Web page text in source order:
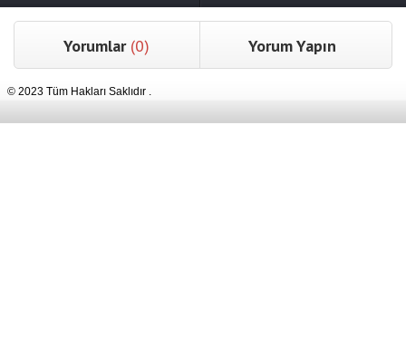
Yorumlar (0) Yorum Yapın
© 2023 Tüm Hakları Saklıdır .